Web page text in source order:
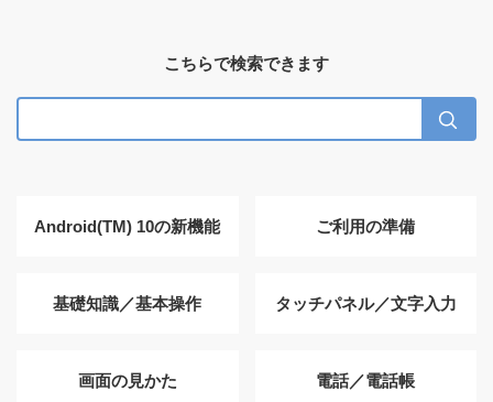
こちらで検索できます
Android(TM) 10の新機能 ご利用の準備
基礎知識／基本操作 タッチパネル／文字入力
画面の見かた 電話／電話帳